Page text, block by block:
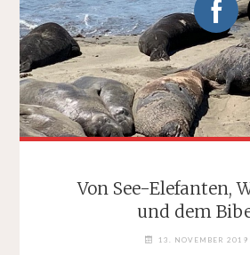
Von See-Elefanten,
und dem
13. NOVEMBER 2019